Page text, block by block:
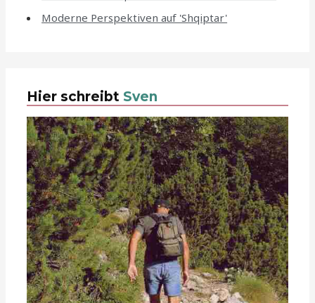
Moderne Perspektiven auf 'Shqiptar'
Hier schreibt Sven